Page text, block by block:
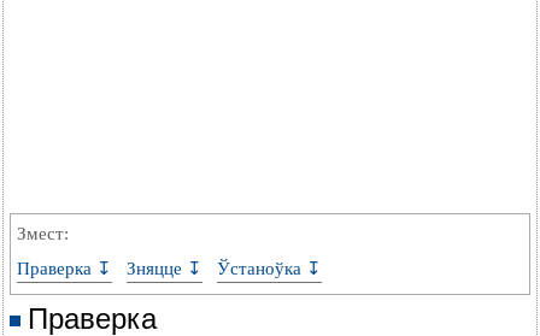
Змест:
Праверка ↧
Зняцце ↧ Ўстаноўка ↧
Праверка